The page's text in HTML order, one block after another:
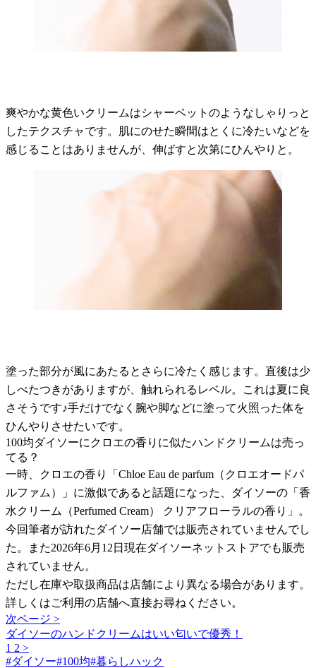
爽やかな黄色いクリームはシャーベットのようなしゃりっと
したテクスチャです。肌にのせた瞬間はとくに冷たいなどを
感じることはありませんが、伸ばすと次第にひんやりと。
塗った部分が風にあたるとさらに冷たく感じます。直後は少
しべたつきがありますが、触れられるレベル。これは夏に良
さそうです♪手だけでなく腕や脚などに塗って火照った体を
ひんやりさせたいです。
100均ダイソーにクロエの香りに似たハンドクリームは売っ
てる？
一時、クロエの香り「Chloe Eau de parfum（クロエオードパ
ルファム）」に激似であると話題になった、ダイソーの「香
水クリーム（Perfumed Cream） クリアフローラルの香り」。
今回筆者が訪れたダイソー店舗では販売されていませんでし
た。また2026年6月12日現在ダイソーネットストアでも販売
されていません。
ただし在庫や取扱商品は店舗により異なる場合があります。
詳しくはご利用の店舗へ直接お尋ねください。
次ページ >
ダイソーのハンドクリームはいい匂いで優秀！
1 2 >
#ダイソー#100均#暮らしハック